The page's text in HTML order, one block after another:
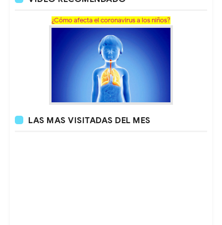
¿Cómo afecta el coronavirus a los niños?
LAS MAS VISITADAS DEL MES